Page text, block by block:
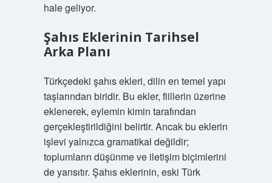
hale geliyor.
Şahıs Eklerinin Tarihsel
Arka Planı
Türkçedeki şahıs ekleri, dilin en temel yapı
taşlarından biridir. Bu ekler, fiillerin üzerine
eklenerek, eylemin kimin tarafından
gerçekleştirildiğini belirtir. Ancak bu eklerin
işlevi yalnızca gramatikal değildir;
toplumların düşünme ve iletişim biçimlerini
de yansıtır. Şahıs eklerinin, eski Türk